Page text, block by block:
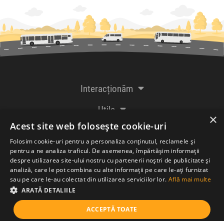
Interacționăm
Utile
De la creatorii
Acceptăm plăți cu
×
Acest site web folosește cookie-uri
Folosim cookie-uri pentru a personaliza conținutul, reclamele și
pentru a ne analiza traficul. De asemenea, împărtășim informații
despre utilizarea site-ului nostru cu partenerii noștri de publicitate și
analiză, care le pot combina cu alte informații pe care le-ați furnizat
sau pe care le-au colectat din utilizarea serviciilor lor. Află mai multe
ARATĂ DETALIILE
ACCEPTĂ TOATE